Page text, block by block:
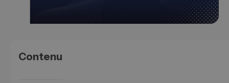
Contenu